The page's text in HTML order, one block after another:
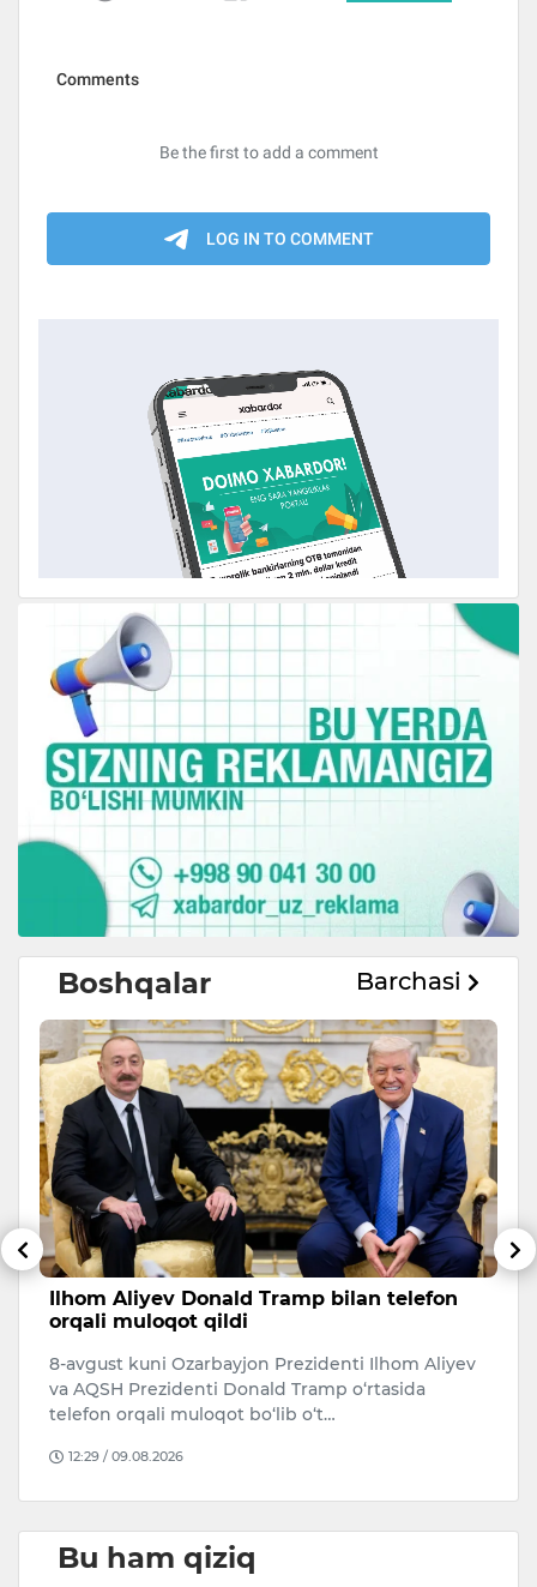
Boshqalar Barchasi
Ilhom Aliyev Donald Tramp bilan telefon
orqali muloqot qildi
8-avgust kuni Ozarbayjon Prezidenti Ilhom Aliyev
va AQSH Prezidenti Donald Tramp o‘rtasida
telefon orqali muloqot bo‘lib o‘t…
12:29 / 09.08.2026
Bu ham qiziq